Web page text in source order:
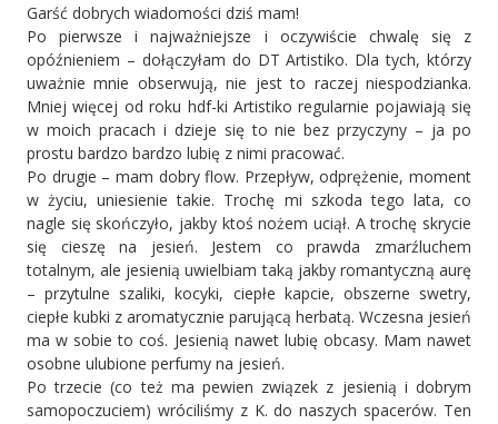
Garść dobrych wiadomości dziś mam!
Po pierwsze i najważniejsze i oczywiście chwalę się z
opóźnieniem – dołączyłam do DT Artistiko. Dla tych, którzy
uważnie mnie obserwują, nie jest to raczej niespodzianka.
Mniej więcej od roku hdf-ki Artistiko regularnie pojawiają się
w moich pracach i dzieje się to nie bez przyczyny – ja po
prostu bardzo bardzo lubię z nimi pracować.
Po drugie – mam dobry flow. Przepływ, odprężenie, moment
w życiu, uniesienie takie. Trochę mi szkoda tego lata, co
nagle się skończyło, jakby ktoś nożem uciął. A trochę skrycie
się cieszę na jesień. Jestem co prawda zmarźluchem
totalnym, ale jesienią uwielbiam taką jakby romantyczną aurę
– przytulne szaliki, kocyki, ciepłe kapcie, obszerne swetry,
ciepłe kubki z aromatycznie parującą herbatą. Wczesna jesień
ma w sobie to coś. Jesienią nawet lubię obcasy. Mam nawet
osobne ulubione perfumy na jesień.
Po trzecie (co też ma pewien związek z jesienią i dobrym
samopoczuciem) wróciliśmy z K. do naszych spacerów. Ten